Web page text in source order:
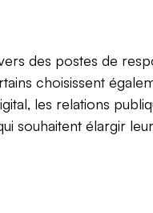
des postes de
choisissent
les relations
souhaitent élargir